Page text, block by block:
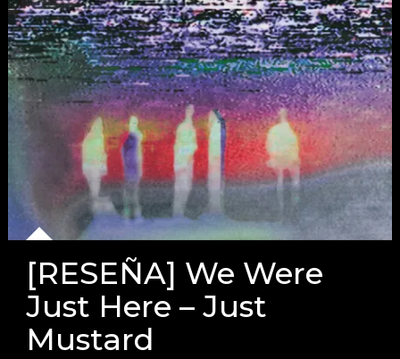
[RESEÑA] We Were
Just Here – Just
Mustard